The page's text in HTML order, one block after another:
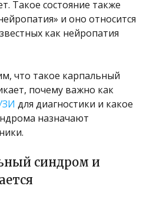
Такое состояние также
и оно относится
как нейропатия
что такое карпальный
почему важно как
для диагностики и какое
назначают
синдром и